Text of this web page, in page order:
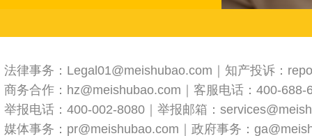
法律事务：Legal01@meishubao.com｜知产投诉：
商务合作：hz@meishubao.com｜客服电话：400-688-
举报电话：400-002-8080｜举报邮箱：
媒体事务：pr@meishubao.com｜政府事务：